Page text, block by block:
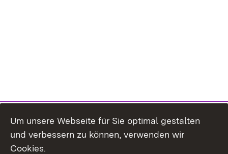
Um unsere Webseite für Sie optimal gestalten
und verbessern zu können, verwenden wir
Cookies.